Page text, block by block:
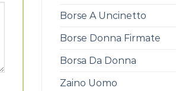
Borse A Uncinetto
Borse Donna Firmate
Borsa Da Donna
Zaino Uomo